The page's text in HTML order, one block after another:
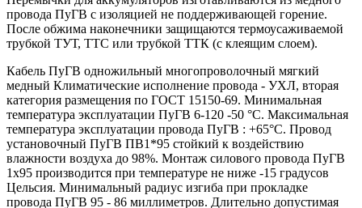
провода ПуГВ с изоляцией не поддерживающей горение.
После обжима наконечники защищаются термоусаживаемой
трубкой ТУТ, ТТС или трубкой ТТК (с клеящим слоем).
Кабель ПуГВ одножильный многопроволочный мягкий
медный Климатические исполнение провода - УХЛ, вторая
категория размещения по ГОСТ 15150-69. Минимальная
температура эксплуатации ПуГВ 6-120 -50 °С. Максимальная
температура эксплуатации провода ПуГВ : +65°С. Провод
установочный ПуГВ ПВ1*95 стойкий к воздействию
влажности воздуха до 98%. Монтаж силового провода ПуГВ
1х95 производится при температуре не ниже -15 градусов
Цельсия. Минимальный радиус изгиба при прокладке
провода ПуГВ 95 - 86 миллиметров. Длительно допустимая